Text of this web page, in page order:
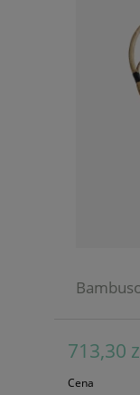
713,30
Cena